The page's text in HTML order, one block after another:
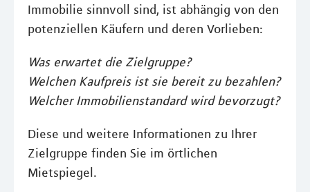
Immobilie sinnvoll sind, ist abhängig von den
potenziellen Käufern und deren Vorlieben:
Was erwartet die Zielgruppe?
Welchen Kaufpreis ist sie bereit zu bezahlen?
Welcher Immobilienstandard wird bevorzugt?
Diese und weitere Informationen zu Ihrer
Zielgruppe finden Sie im örtlichen
Mietspiegel.